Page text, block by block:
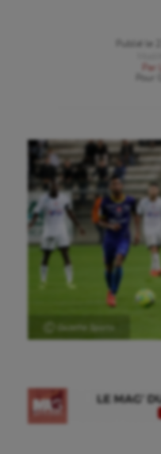
Publié le
Par
Ⓒ Gazette Sports